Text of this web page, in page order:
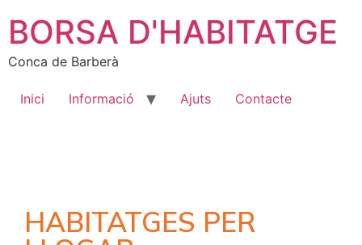
BORSA D'HABITATGE
Conca de Barberà
Inici Informació Ajuts Contacte
HABITATGES PER